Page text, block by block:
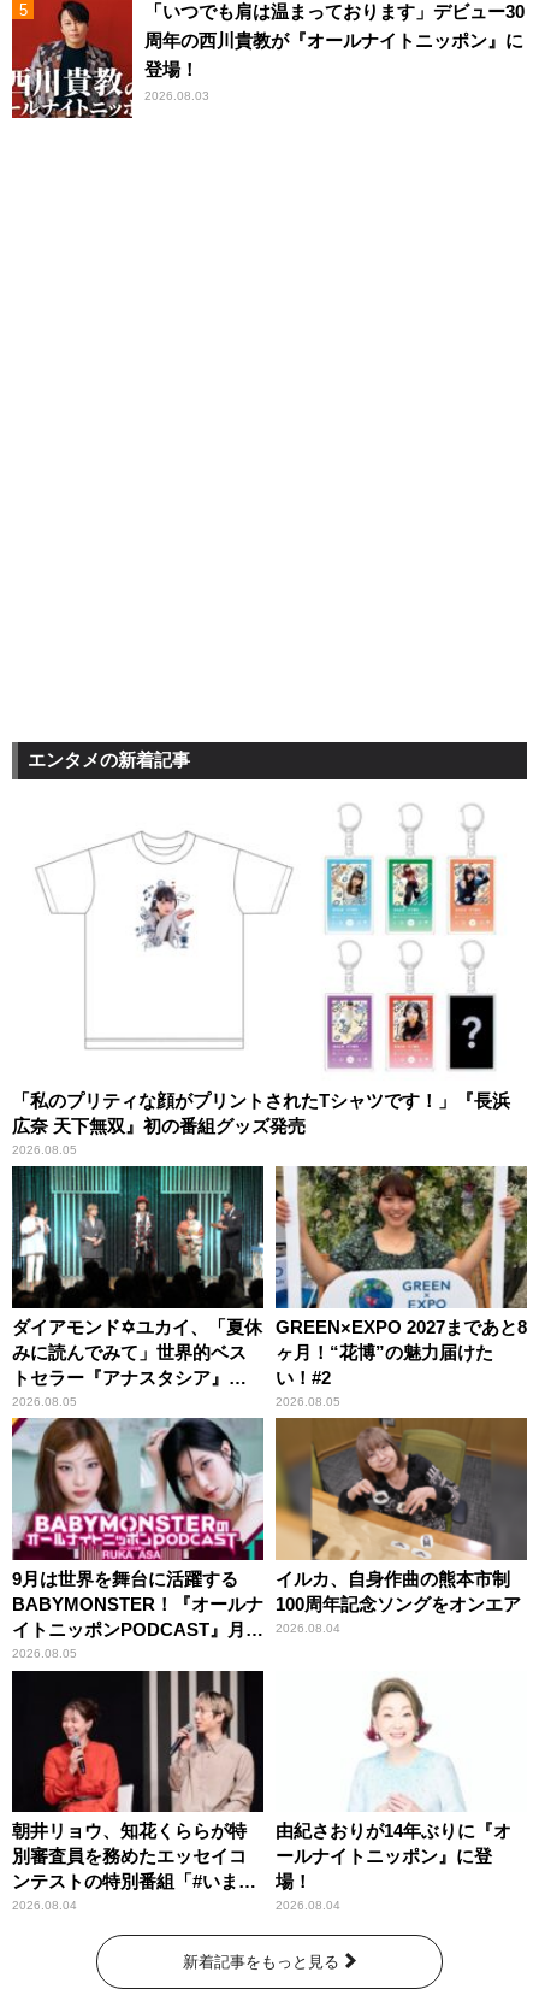
「いつでも肩は温まっております」デビュー30
周年の西川貴教が『オールナイトニッポン』に
登場！
2026.08.03
エンタメの新着記事
「私のプリティな顔がプリントされたTシャツです！」『長浜
広奈 天下無双』初の番組グッズ発売
2026.08.05
ダイアモンド✡ユカイ、「夏休
みに読んでみて」世界的ベス
トセラー『アナスタシア』を
紹介
2026.08.05
GREEN×EXPO 2027まであと8
ヶ月！“花博”の魅力届けた
い！#2
2026.08.05
9月は世界を舞台に活躍する
BABYMONSTER！『オールナ
イトニッポンPODCAST』月替
わりパーソナリティ
2026.08.05
イルカ、自身作曲の熊本市制
100周年記念ソングをオンエア
2026.08.04
朝井リョウ、知花くららが特
別審査員を務めたエッセイコ
ンテストの特別番組「#いまあ
なたに伝えたいこと」
2026.08.04
由紀さおりが14年ぶりに『オ
ールナイトニッポン』に登
場！
2026.08.04
新着記事をもっと見る